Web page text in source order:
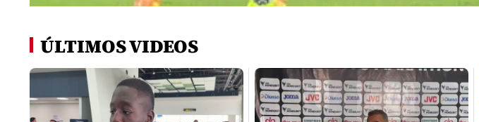
secondsVolume
0%
ÚLTIMOS VIDEOS